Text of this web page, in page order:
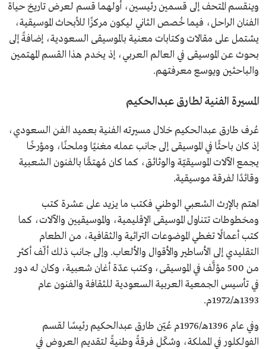
وينقسم المتحف إلى قسمين رئيسين، أولهما قسم لعرض تاريخ حياة
الفنان الراحل، فيما خُصص الثاني ليكون مركزًا للأبحاث الموسيقية،
يشتمل على مقالات وكتابات معنية بالموسيقى السعودية، إضافةً إلى
بحوث عن الموسيقى في العالم العربي، إذ يخدم هذا القسم المهتمين
والباحثين ويوسع معرفتهم.
المسيرة الفنية لطارق عبدالحكيم
عُرف طارق عبدالحكيم خلال مسيرته الفنية بعميد الفن السعودي،
إذ كان باحثًا في الموسيقى إلى جانب عمله مغنيًا وملحنًا، ومؤرخًا
يجمع الآلات الموسيقيّة والوثائق، كما كان مُهتمًّا بالفنون الشعبية
وقائدًا لفرقة موسيقية.
اهتم بالإرث الشعبي الوطني فكتب ما يزيد على عشرة كتب
ومخطوطات تتناول الموسيقى الإقليمية، والموسيقيين والآلات، كما
كتب أعمالًا تغطي الموضوعات التراثية والثقافية، من الطعام
التقليدي إلى الأساطير والأقوال والألعاب. وإلى جانب ذلك ألّف أكثر
من 500 مؤلَّف في الموسيقى، وكتب عدّة أغان شعبية، وكان له دور
في تأسيس الجمعية العربية السعودية للثقافة والفنون عام
1393هـ/1972م.
وفي عام 1396هـ/1976م عُيّن طارق عبدالحكيم رئيسًا لقسم
الفولكلور في المملكة، وشكّل فرقةً وطنيةً لتقديم العروض في